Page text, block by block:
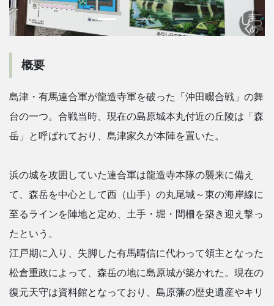
概要
島津・有馬連合軍が龍造寺軍を破った「沖田畷合戦」の舞
台の一つ。合戦当時、現在の島原城本丸付近の丘陵は「森
岳」と呼ばれており、島津家久が本陣を置いた。
浜の城を攻囲していた連合軍は龍造寺本隊の襲来に備え
て、森岳を中心として西（山手）の丸尾城～東の海岸線に
至るラインを陣地と定め、土手・堀・間柵を築き迎え撃っ
たという。
江戸期に入り、失脚した有馬晴信に代わって領主となった
松倉重政によって、森岳の地に島原城が築かれた。現在の
復元天守は資料館となっており、島原藩の歴史遺産やキリ